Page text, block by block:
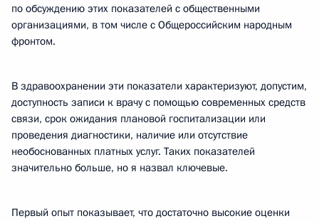
по обсуждению этих показателей с общественными
организациями, в том числе с Общероссийским народным
фронтом.
В здравоохранении эти показатели характеризуют, допустим,
доступность записи к врачу с помощью современных средств
связи, срок ожидания плановой госпитализации или
проведения диагностики, наличие или отсутствие
необоснованных платных услуг. Таких показателей
значительно больше, но я назвал ключевые.
Первый опыт показывает, что достаточно высокие оценки